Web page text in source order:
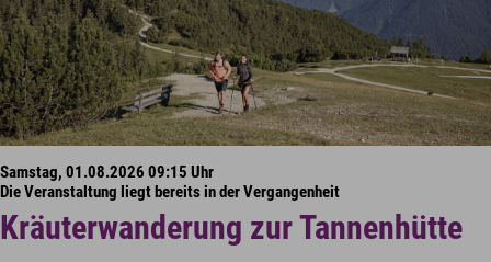
Samstag, 01.08.2026 09:15 Uhr
Die Veranstaltung liegt bereits in der Vergangenheit
Kräuterwanderung zur Tannenhütte